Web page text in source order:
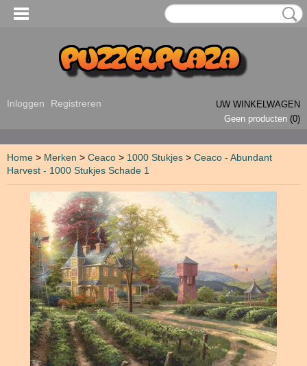
Inloggen Registreren
UW WINKELWAGEN
Geen producten (0)
Home > Merken > Ceaco > 1000 Stukjes > Ceaco - Abundant
Harvest - 1000 Stukjes Schade 1